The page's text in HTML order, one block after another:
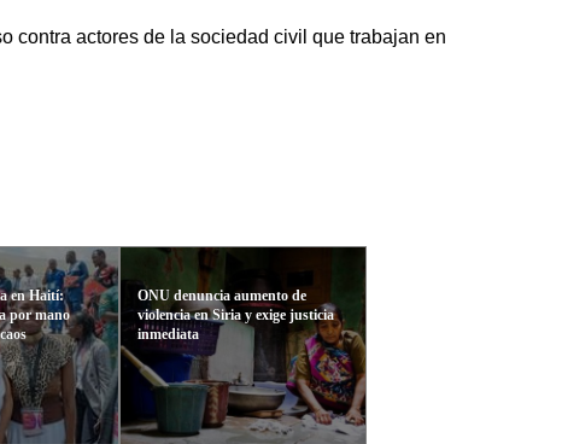
contra actores de la sociedad civil que trabajan en
en Haití:
por mano
ONU denuncia aumento de
violencia en Siria y exige justicia
inmediata